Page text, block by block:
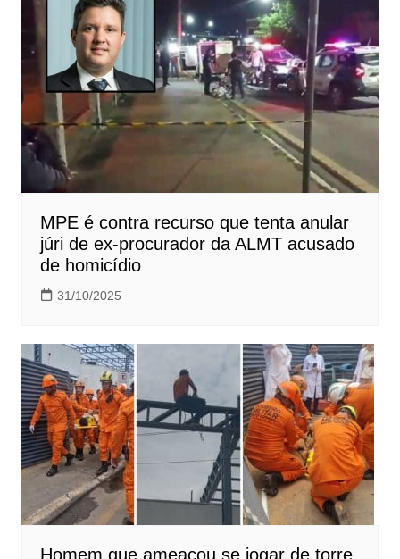
MPE é contra recurso que tenta anular
júri de ex-procurador da ALMT acusado
de homicídio
31/10/2025
Homem que ameaçou se jogar de torre